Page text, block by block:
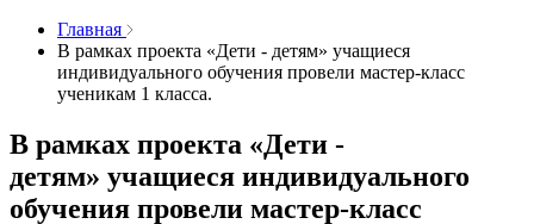
Главная
В рамках проекта «Дети ‑ детям» учащиеся
индивидуального обучения провели мастер‑класс
ученикам 1 класса.
В рамках проекта «Дети ‑
детям» учащиеся индивидуального
обучения провели мастер‑класс